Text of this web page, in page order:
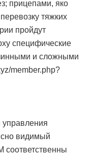
прицепами, яко
тяжких
пройдут
специфические
и сложными
member.php?
управления
видимый
соответственны